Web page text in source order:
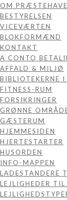
OM
BESTYRELSEN
VICEVÆRTEN
BLOKFORMÆND
KONTAKT
A CONTO
AFFALD & MILJØ
BIBLIOTEKERNE
FITNESS-RUM
FORSIKRINGER
GRØNNE
GÆSTERUM
HJEMMESIDEN
HJERTESTARTER
HUSORDEN
INFO-MAPPEN
LADESTANDERE
LEJLIGHEDER TIL